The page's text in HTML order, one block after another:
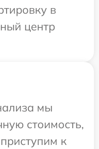
в
центр
мы
стоимость,
к